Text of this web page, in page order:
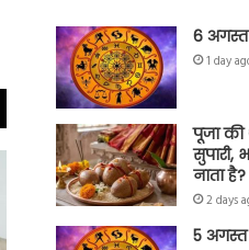
6
1 day
पूजा की
नाता है?
2 days
5